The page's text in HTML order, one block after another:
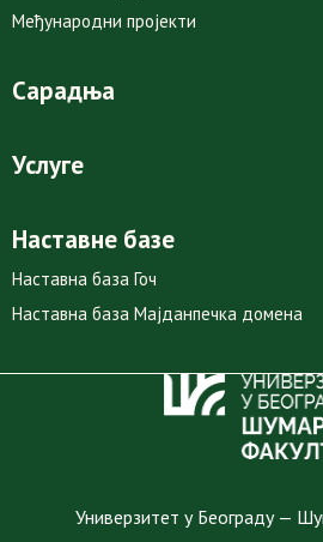
Међународни пројекти
Сарадња
Услуге
Наставне базе
Наставна база Гоч
Наставна база Мајданпечка домена
Универзитет у Београду —